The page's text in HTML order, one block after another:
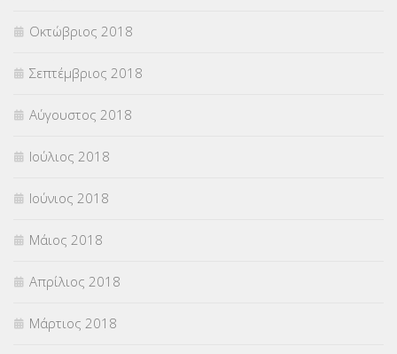
Οκτώβριος 2018
Σεπτέμβριος 2018
Αύγουστος 2018
Ιούλιος 2018
Ιούνιος 2018
Μάιος 2018
Απρίλιος 2018
Μάρτιος 2018